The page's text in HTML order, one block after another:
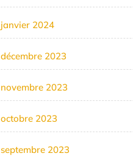
janvier 2024
décembre 2023
novembre 2023
octobre 2023
septembre 2023